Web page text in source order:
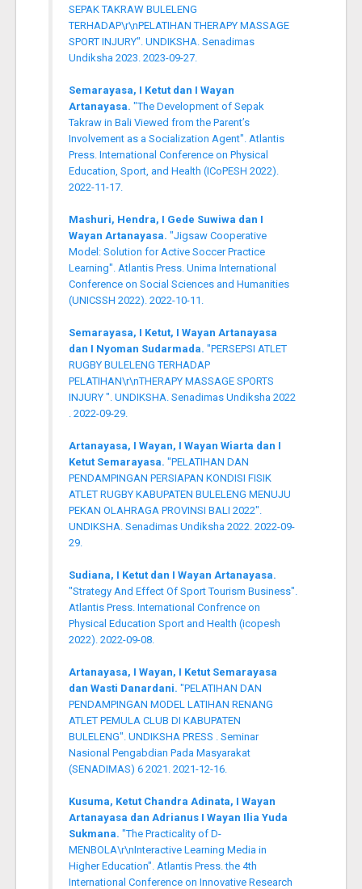
SEPAK TAKRAW BULELENG
TERHADAP\r\nPELATIHAN THERAPY MASSAGE
SPORT INJURY". UNDIKSHA. Senadimas
Undiksha 2023. 2023-09-27.
Semarayasa, I Ketut dan I Wayan
Artanayasa. "The Development of Sepak
Takraw in Bali Viewed from the Parent’s
Involvement as a Socialization Agent". Atlantis
Press. International Conference on Physical
Education, Sport, and Health (ICoPESH 2022).
2022-11-17.
Mashuri, Hendra, I Gede Suwiwa dan I
Wayan Artanayasa. "Jigsaw Cooperative
Model: Solution for Active Soccer Practice
Learning". Atlantis Press. Unima International
Conference on Social Sciences and Humanities
(UNICSSH 2022). 2022-10-11.
Semarayasa, I Ketut, I Wayan Artanayasa
dan I Nyoman Sudarmada. "PERSEPSI ATLET
RUGBY BULELENG TERHADAP
PELATIHAN\r\nTHERAPY MASSAGE SPORTS
INJURY ". UNDIKSHA. Senadimas Undiksha 2022
. 2022-09-29.
Artanayasa, I Wayan, I Wayan Wiarta dan I
Ketut Semarayasa. "PELATIHAN DAN
PENDAMPINGAN PERSIAPAN KONDISI FISIK
ATLET RUGBY KABUPATEN BULELENG MENUJU
PEKAN OLAHRAGA PROVINSI BALI 2022".
UNDIKSHA. Senadimas Undiksha 2022. 2022-09-
29.
Sudiana, I Ketut dan I Wayan Artanayasa.
"Strategy And Effect Of Sport Tourism Business".
Atlantis Press. International Confrence on
Physical Education Sport and Health (icopesh
2022). 2022-09-08.
Artanayasa, I Wayan, I Ketut Semarayasa
dan Wasti Danardani. "PELATIHAN DAN
PENDAMPINGAN MODEL LATIHAN RENANG
ATLET PEMULA CLUB DI KABUPATEN
BULELENG". UNDIKSHA PRESS . Seminar
Nasional Pengabdian Pada Masyarakat
(SENADIMAS) 6 2021. 2021-12-16.
Kusuma, Ketut Chandra Adinata, I Wayan
Artanayasa dan Adrianus I Wayan Ilia Yuda
Sukmana. "The Practicality of D-
MENBOLA\r\nInteractive Learning Media in
Higher Education". Atlantis Press. the 4th
International Conference on Innovative Research